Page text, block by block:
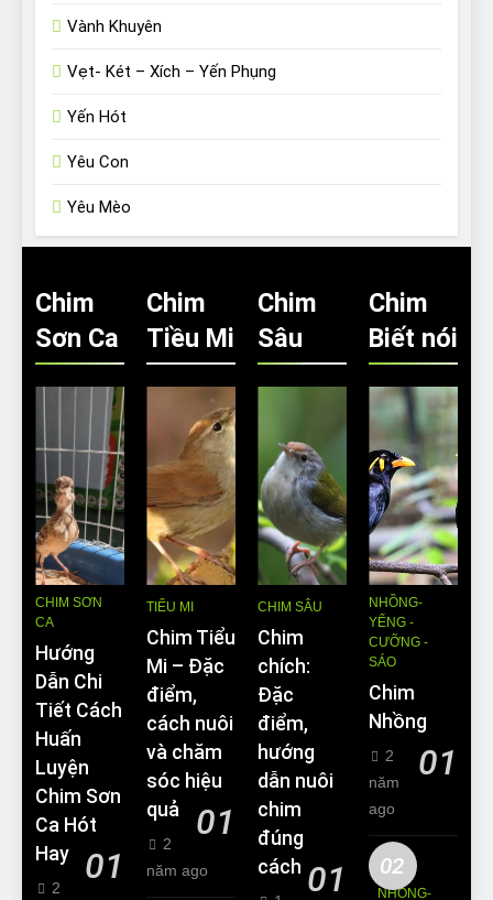
Vành Khuyên
Vẹt- Két – Xích – Yến Phụng
Yến Hót
Yêu Con
Yêu Mèo
Chim
Sơn Ca
CHIM SƠN
CA
Hướng
Dẫn Chi
Tiết Cách
Huấn
Luyện
Chim Sơn
Ca Hót
Hay
01
2
Chim
Tiều Mi
TIỂU MI
Chim Tiểu
Mi – Đặc
điểm,
cách nuôi
và chăm
sóc hiệu
quả
01
2
năm ago
Chim
Sâu
CHIM SÂU
Chim
chích:
Đặc
điểm,
hướng
dẫn nuôi
chim
đúng
cách 01
Chim
Biết nói
NHỒNG-
YỂNG -
CƯỠNG -
SÁO
Chim
Nhồng
01
2
năm
ago
02
NHỒNG-